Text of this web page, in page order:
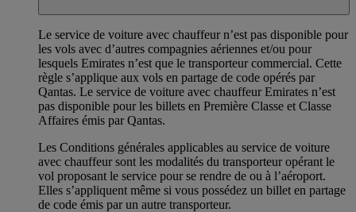
Le service de voiture avec chauffeur n’est pas disponible pour
les vols avec d’autres compagnies aériennes et/ou pour
lesquels Emirates n’est que le transporteur commercial. Cette
règle s’applique aux vols en partage de code opérés par
Qantas. Le service de voiture avec chauffeur Emirates n’est
pas disponible pour les billets en Première Classe et Classe
Affaires émis par Qantas.
Les Conditions générales applicables au service de voiture
avec chauffeur sont les modalités du transporteur opérant le
vol proposant le service pour se rendre de ou à l’aéroport.
Elles s’appliquent même si vous possédez un billet en partage
de code émis par un autre transporteur.